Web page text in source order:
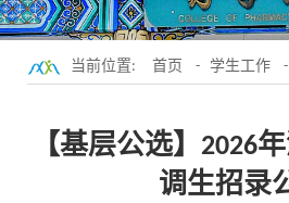
当前位置: 首页 - 学生工作 -
【基层公选】2026
调生招录